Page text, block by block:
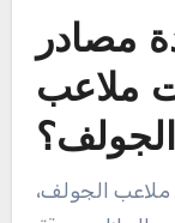
مصادر
ملاعب
الجولف؟
ملاعب الجولف،